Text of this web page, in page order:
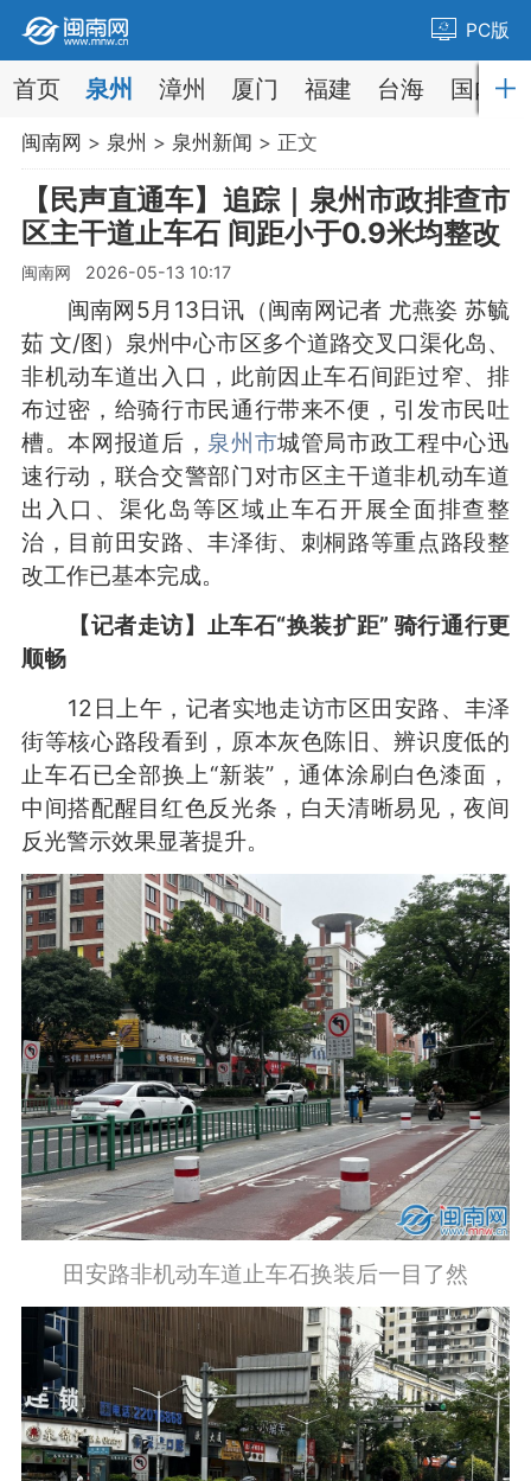
PC版
首页 泉州 漳州 厦门 福建 台海 国内
闽南网 > 泉州 > 泉州新闻 > 正文
【民声直通车】追踪｜泉州市政排查市
区主干道止车石 间距小于0.9米均整改
闽南网 2026-05-13 10:17
闽南网5月13日讯（闽南网记者 尤燕姿 苏毓
茹 文/图）泉州中心市区多个道路交叉口渠化岛、
非机动车道出入口，此前因止车石间距过窄、排
布过密，给骑行市民通行带来不便，引发市民吐
槽。本网报道后， 泉州市城管局市政工程中心迅
速行动，联合交警部门对市区主干道非机动车道
出入口、渠化岛等区域止车石开展全面排查整
治，目前田安路、丰泽街、刺桐路等重点路段整
改工作已基本完成。
【记者走访】止车石“换装扩距” 骑行通行更
顺畅
12日上午，记者实地走访市区田安路、丰泽
街等核心路段看到，原本灰色陈旧、辨识度低的
止车石已全部换上“新装”，通体涂刷白色漆面，
中间搭配醒目红色反光条，白天清晰易见，夜间
反光警示效果显著提升。
田安路非机动车道止车石换装后一目了然